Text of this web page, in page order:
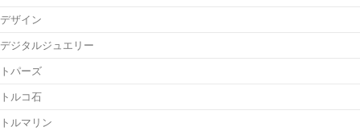
デザイン
デジタルジュエリー
トパーズ
トルコ石
トルマリン